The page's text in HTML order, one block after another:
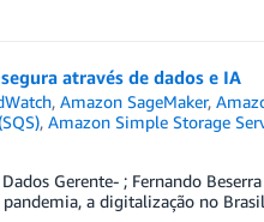
através de dados e IA
,Amazon SageMaker,
, Amazon Simple Storage
Gerente- ; Fernando
a digitalização no